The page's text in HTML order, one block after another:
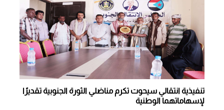
تنفيذية انتقالي سيحوت تكرم مناضلي الثورة الجنوبية تقديرًا
لإسهاماتهما الوطنية